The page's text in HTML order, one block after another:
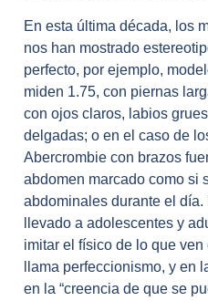
En esta última década, los
nos han mostrado
perfecto, por ejemplo,
miden 1.75, con piernas
con ojos claros, labios
delgadas; o en el caso de
Abercrombie con brazos
abdomen marcado como si
abdominales durante el
llevado a adolescentes y
imitar el físico de lo que
llama perfeccionismo, y en
en la “creencia de que se